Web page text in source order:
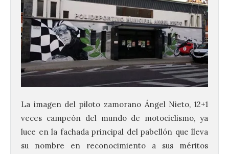
La imagen del piloto zamorano Ángel Nieto, 12+1
veces campeón del mundo de motociclismo, ya
luce en la fachada principal del pabellón que lleva
su nombre en reconocimiento a sus méritos